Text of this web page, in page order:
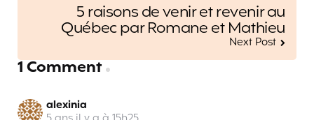
5 raisons de venir et revenir au
Québec par Romane et Mathieu
Next Post
1 Comment
alexinia